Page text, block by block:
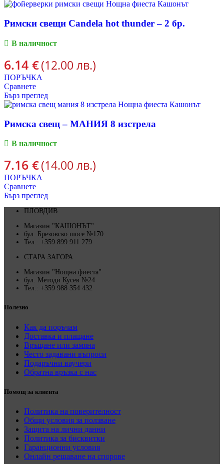
Римски свещи Candela hot thunder – 2 бр.
В наличност
6.14 €(12.00 лв.)
ПОРЪЧКА
Сравнете
Бърз преглед
Римска свещ – МАНИЯ 8 изстрела
В наличност
7.16 €(14.00 лв.)
ПОРЪЧКА
Сравнете
Бърз преглед
ПЛОВДИВ
Магазин "КАШОНЪТ"
бул. Брезовско шосе №170
Тел.: +359 899 911 279
СТАРА ЗАГОРА
Магазин "Нощна фиеста"
бул. Методи Кусев №24
Тел.: +359 988 354 432
Полезно
Как да поръчам
Доставка и плащане
Връщане или замяна
Често задавани въпроси
Подаръчни ваучери
Обратна връзка с нас
Помощ за клиента
Политика на поверителност
Общи условия за ползване
Защита на лични данни
Политика за бисквитки
Гаранционни условия
Онлайн решаване на спорове